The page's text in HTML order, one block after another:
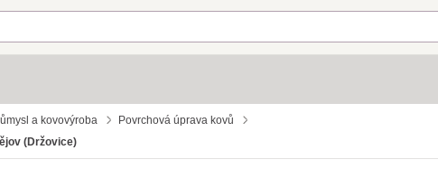
a kovovýroba
Povrchová úprava kovů
(Držovice)